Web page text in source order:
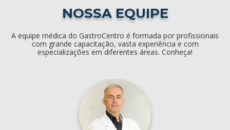
NOSSA EQUIPE
A equipe médica do GastroCentro é formada por profissionais
com grande capacitação, vasta experiência e com
especializações em diferentes áreas. Conheça!